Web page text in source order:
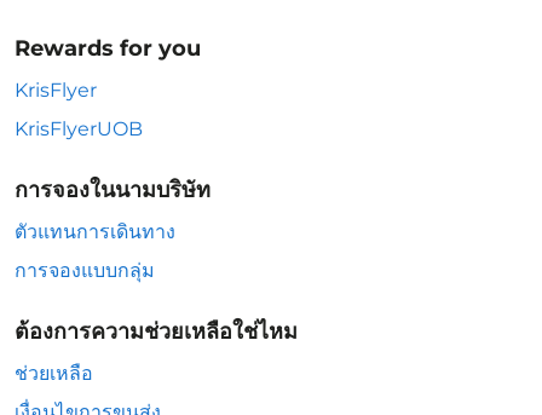
Rewards for you
KrisFlyer
KrisFlyerUOB
การจองในนามบริษัท
ตัวแทนการเดินทาง
การจองแบบกลุ่ม
ต้องการความช่วยเหลือใช่ไหม
ช่วยเหลือ